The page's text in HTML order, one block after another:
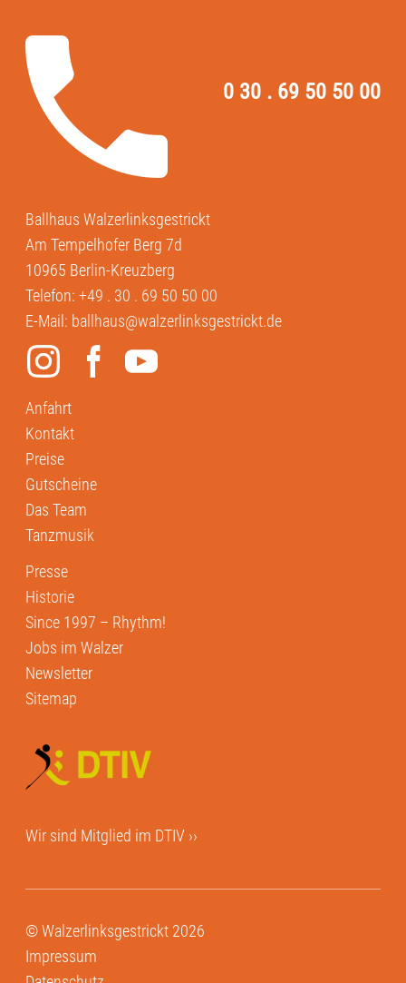
0 30 . 69 50 50 00
Ballhaus Walzerlinksgestrickt
Am Tempelhofer Berg 7d
10965 Berlin-Kreuzberg
Telefon:+49 . 30 . 69 50 50 00
E-Mail: ballhaus@walzerlinksgestrickt.de
Anfahrt
Kontakt
Preise
Gutscheine
Das Team
Tanzmusik
Presse
Historie
Since 1997 – Rhythm!
Jobs im Walzer
Newsletter
Sitemap
Wir sind Mitglied im DTIV ››
© Walzerlinksgestrickt 2026
Impressum